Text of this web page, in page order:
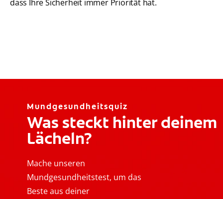
dass Ihre Sicherheit immer Priorität hat.
Mundgesundheitsquiz
Was steckt hinter deinem
Lächeln?
Mache unseren
Mundgesundheitstest, um das
Beste aus deiner